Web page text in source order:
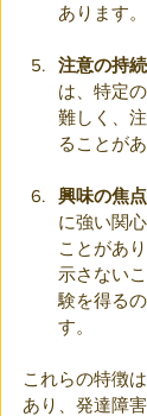
あります。
注意の持
は、特定
難しく、
ることがあ
興味の焦
に強い関
ことがあ
示さない
験を得る
す。
これらの特徴
あり、発達障